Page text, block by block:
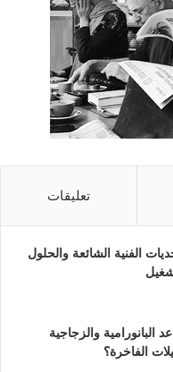
تعليقات
الفنية الشائعة والحلول
البانورامية والزجاجية
الفاخرة؟